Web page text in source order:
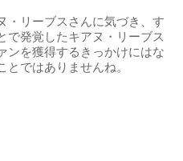
・リーブスさんに気づき、す
で発覚したキアヌ・リーブス
ンを獲得するきっかけにはな
ではありませんね。